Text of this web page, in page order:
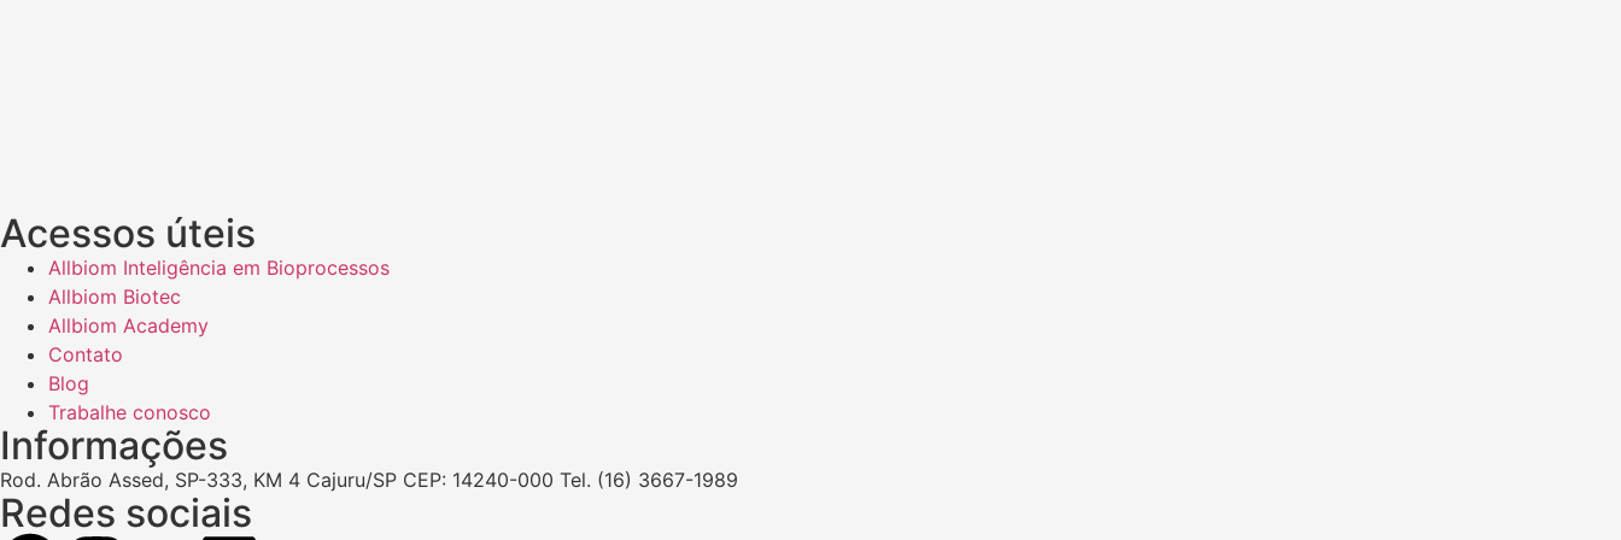
Acessos úteis
Allbiom Inteligência em Bioprocessos
Allbiom Biotec
Allbiom Academy
Contato
Blog
Trabalhe conosco
Informações
Rod. Abrão Assed, SP-333, KM 4 Cajuru/SP CEP: 14240-000 Tel. (16) 3667-1989
Redes sociais